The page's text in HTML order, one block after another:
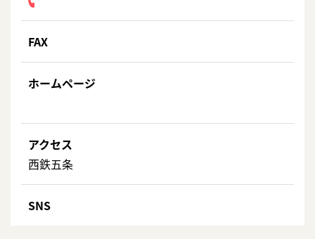
FAX
ホームページ
アクセス
西鉄五条
SNS